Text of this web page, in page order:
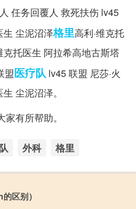
任务回覆人 救死扶伤 lv45
生 尘泥沼泽格里高利·维克托
克托医生 阿拉希高地古斯塔
盟医疗队 lv45 联盟 尼莎·火
尘泥沼泽。
有所帮助。
外科 格里
区别）